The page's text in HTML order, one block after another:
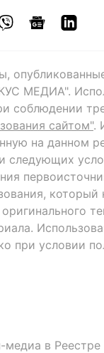
МЕДИА".
соблюдении
сайтом".
на данном
следующих
при условии
в Реестре